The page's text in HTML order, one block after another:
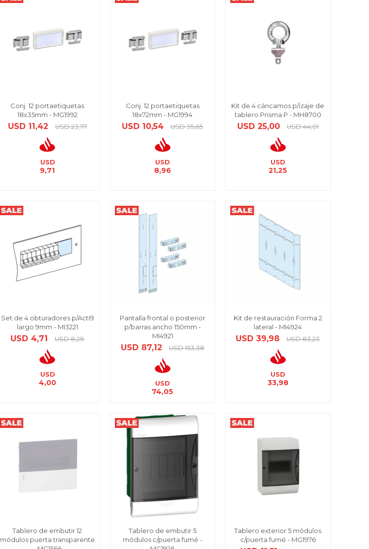
Conj. 12 portaetiquetas
18x35mm - MG1992
USD 11,42 USD 23,77
USD
9,71
Conj. 12 portaetiquetas
18x72mm - MG1994
USD 10,54 USD 35,65
USD
8,96
Kit de 4 cáncamos p/izaje de
tablero Prisma P - MH8700
USD 25,00 USD 44,01
USD
21,25
Set de 4 obturadores p/Acti9
largo 9mm - MI3221
USD 4,71 USD 8,29
USD
4,00
Pantalla frontal o posterior
p/barras ancho 150mm -
MI4921
USD 87,12 USD 153,38
USD
74,05
Kit de restauración Forma 2
lateral - MI4924
USD 39,98 USD 83,23
USD
33,98
Tablero de embutir 12
módulos puerta transparente
Tablero de embutir 5
módulos c/puerta fumé -
Tablero exterior 5 módulos
c/puerta fumé - MG1976